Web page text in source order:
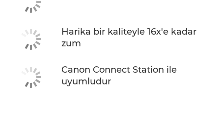
Harika bir kaliteyle 16x'e kadar
zum
Canon Connect Station ile
uyumludur